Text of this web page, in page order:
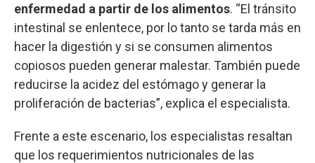
enfermedad a partir de los alimentos. “El tránsito
intestinal se enlentece, por lo tanto se tarda más en
hacer la digestión y si se consumen alimentos
copiosos pueden generar malestar. También puede
reducirse la acidez del estómago y generar la
proliferación de bacterias”, explica el especialista.
Frente a este escenario, los especialistas resaltan
que los requerimientos nutricionales de las